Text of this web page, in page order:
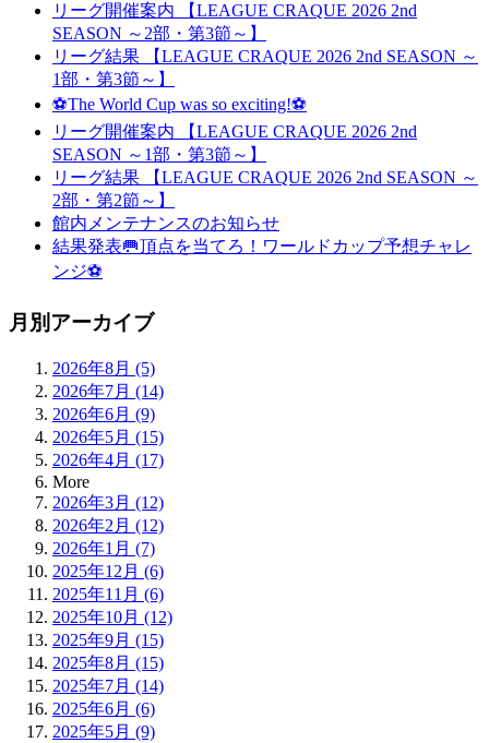
リーグ開催案内 【LEAGUE CRAQUE 2026 2nd
SEASON ～2部・第3節～】
リーグ結果 【LEAGUE CRAQUE 2026 2nd SEASON ～
1部・第3節～】
⚽The World Cup was so exciting!⚽
リーグ開催案内 【LEAGUE CRAQUE 2026 2nd
SEASON ～1部・第3節～】
リーグ結果 【LEAGUE CRAQUE 2026 2nd SEASON ～
2部・第2節～】
館内メンテナンスのお知らせ
結果発表🥅頂点を当てろ！ワールドカップ予想チャレ
ンジ⚽
月別アーカイブ
2026年8月 (5)
2026年7月 (14)
2026年6月 (9)
2026年5月 (15)
2026年4月 (17)
More
2026年3月 (12)
2026年2月 (12)
2026年1月 (7)
2025年12月 (6)
2025年11月 (6)
2025年10月 (12)
2025年9月 (15)
2025年8月 (15)
2025年7月 (14)
2025年6月 (6)
2025年5月 (9)